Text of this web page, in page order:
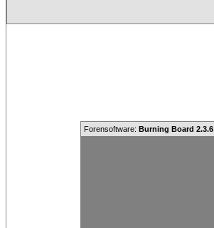
Forensoftware: Burning Board 2.3.6